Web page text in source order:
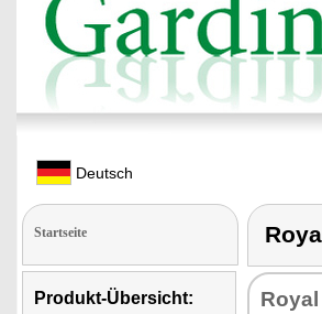
Deutsch
Startseite
Produkt-Übersicht: